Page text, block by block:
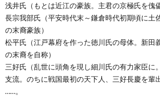
浅井氏（もとは近江の豪族。主君の京極氏を傀
長宗我部氏（平安時代末～鎌倉時代初期頃に土
の末裔豪族）
松平氏（江戸幕府を作った徳川氏の母体。新田
の末裔を自称）
三好氏（乱世に頭角を現し細川氏の有力家臣に
支流。のちに戦国最初の天下人、三好長慶を輩出
……。